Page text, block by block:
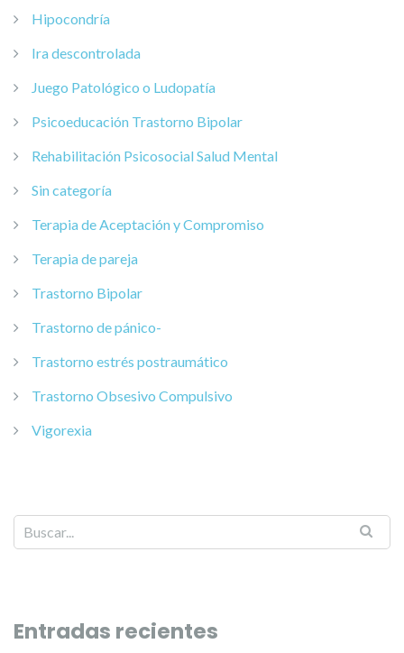
Hipocondría
Ira descontrolada
Juego Patológico o Ludopatía
Psicoeducación Trastorno Bipolar
Rehabilitación Psicosocial Salud Mental
Sin categoría
Terapia de Aceptación y Compromiso
Terapia de pareja
Trastorno Bipolar
Trastorno de pánico-
Trastorno estrés postraumático
Trastorno Obsesivo Compulsivo
Vigorexia
Entradas recientes